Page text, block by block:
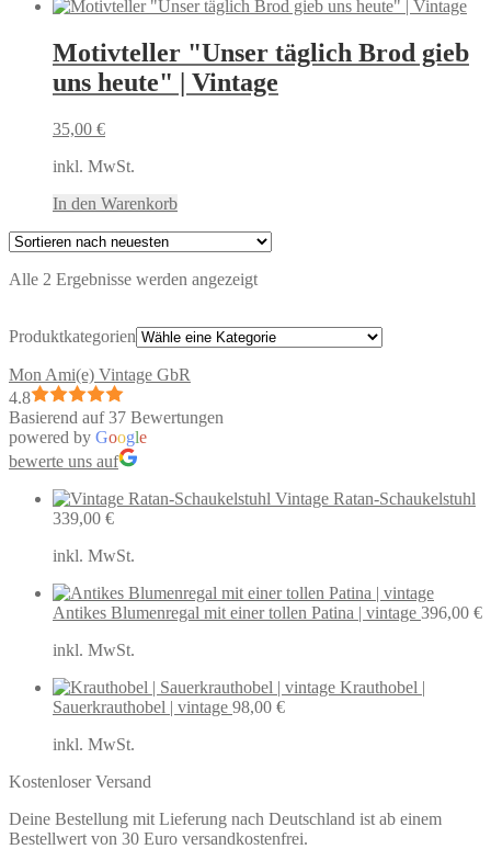
Motivteller "Unser täglich Brod gieb
uns heute" | Vintage
35,00 €
inkl. MwSt.
In den Warenkorb
Alle 2 Ergebnisse werden angezeigtNach
Produktkategorien
Mon Ami(e) Vintage GbR
4.8
Basierend auf 37 Bewertungen
powered by Google
bewerte uns auf
Vintage Ratan-Schaukelstuhl
339,00 €
inkl. MwSt.
Antikes Blumenregal mit einer tollen Patina | vintage 396,00 €
inkl. MwSt.
Krauthobel |
Sauerkrauthobel | vintage 98,00 €
inkl. MwSt.
Kostenloser Versand
Deine Bestellung mit Lieferung nach Deutschland ist ab einem
Bestellwert von 30 Euro versandkostenfrei.